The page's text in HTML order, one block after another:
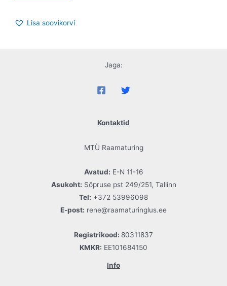
Lisa soovikorvi
Jaga:
Kontaktid
MTÜ Raamaturing
Avatud: E-N 11-16
Asukoht: Sõpruse pst 249/251, Tallinn
Tel: +372 53996098
E-post: rene@raamaturinglus.ee
Registrikood: 80311837
KMKR: EE101684150
Info